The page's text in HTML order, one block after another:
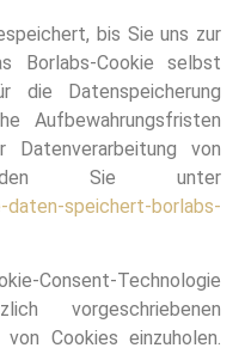
bis Sie uns zur
Borlabs-Cookie selbst
Datenspeicherung
Aufbewahrungsfristen
Datenverarbeitung von
Sie unter
speichert-borlabs-
Consent-Technologie
vorgeschriebenen
Cookies einzuholen.